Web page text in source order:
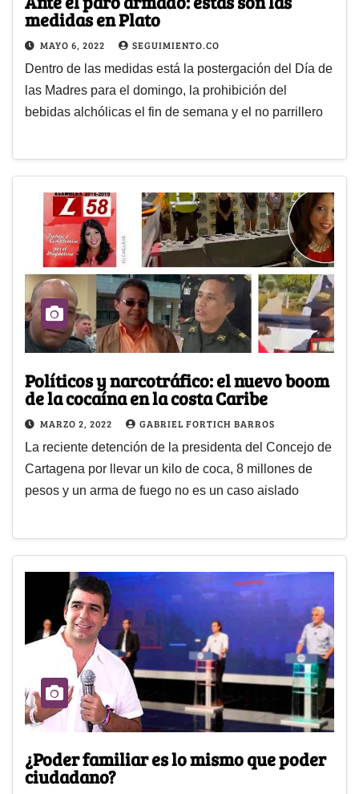
medidas en Plato
MAYO 6, 2022 SEGUIMIENTO.CO
Dentro de las medidas está la postergación del Día de
las Madres para el domingo, la prohibición del
bebidas alchólicas el fin de semana y el no parrillero
Políticos y narcotráfico: el nuevo boom
de la cocaína en la costa Caribe
MARZO 2, 2022 GABRIEL FORTICH BARROS
La reciente detención de la presidenta del Concejo de
Cartagena por llevar un kilo de coca, 8 millones de
pesos y un arma de fuego no es un caso aislado
¿Poder familiar es lo mismo que poder
ciudadano?